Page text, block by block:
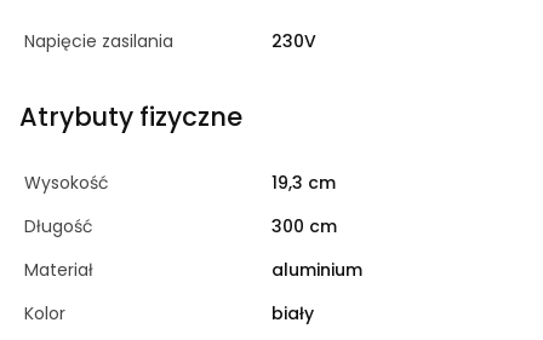
Napięcie zasilania 230V
Atrybuty fizyczne
Wysokość
19,3 cm
Długość
300 cm
Materiał
aluminium
Kolor
biały